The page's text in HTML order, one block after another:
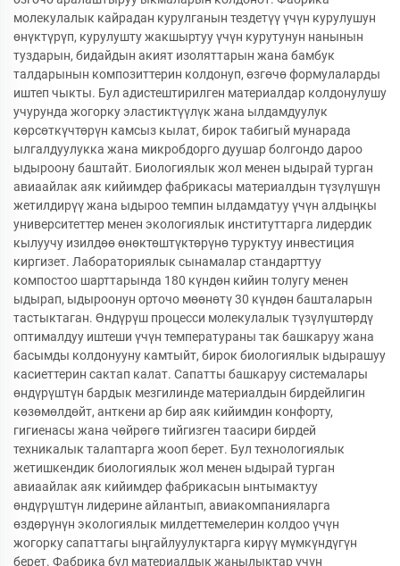
молекулалык кайрадан курулганын тездетүү үчүн курулушун
өнүктүрүп, курулушту жакшыртуу үчүн курутунун нанынын
туздарын, бидайдын акият изоляттарын жана бамбук
талдарынын композиттерин колдонуп, өзгөчө формулаларды
иштеп чыкты. Бул адистештирилген материалдар колдонулушу
учурунда жогорку эластиктүүлүк жана ылдамдуулук
көрсөткүчтөрүн камсыз кылат, бирок табигый мунарада
ылгалдуулукка жана микробдорго дуушар болгондо дароо
ыдыроону баштайт. Биологиялык жол менен ыдырай турган
авиаайлак аяк кийимдер фабрикасы материалдын түзүлүшүн
жетилдирүү жана ыдыроо темпин ылдамдатуу үчүн алдыңкы
университеттер менен экологиялык институттарга лидердик
кылуучу изилдөө өнөктөштүктөрүнө туруктуу инвестиция
киргизет. Лабораториялык сынамалар стандарттуу
компостоо шарттарында 180 күндөн кийин толугу менен
ыдырап, ыдыроонун орточо мөөнөтү 30 күндөн башталарын
тастыктаган. Өндүрүш процесси молекулалык түзүлүштөрдү
оптималдуу иштеши үчүн температураны так башкаруу жана
басымды колдонууну камтыйт, бирок биологиялык ыдырашуу
касиеттерин сактап калат. Сапатты башкаруу системалары
өндүрүштүн бардык мезгилинде материалдын бирдейлигин
көзөмөлдөйт, анткени ар бир аяк кийимдин конфорту,
гигиенасы жана чөйрөгө тийгизген таасири бирдей
техникалык талаптарга жооп берет. Бул технологиялык
жетишкендик биологиялык жол менен ыдырай турган
авиаайлак аяк кийимдер фабрикасын ынтымактуу
өндүрүштүн лидерине айлантып, авиакомпанияларга
өздөрүнүн экологиялык милдеттемелерин колдоо үчүн
жогорку сапаттагы ыңгайлуулуктарга кирүү мүмкүндүгүн
берет. Фабрика бул материалдык жаңылыктар үчүн